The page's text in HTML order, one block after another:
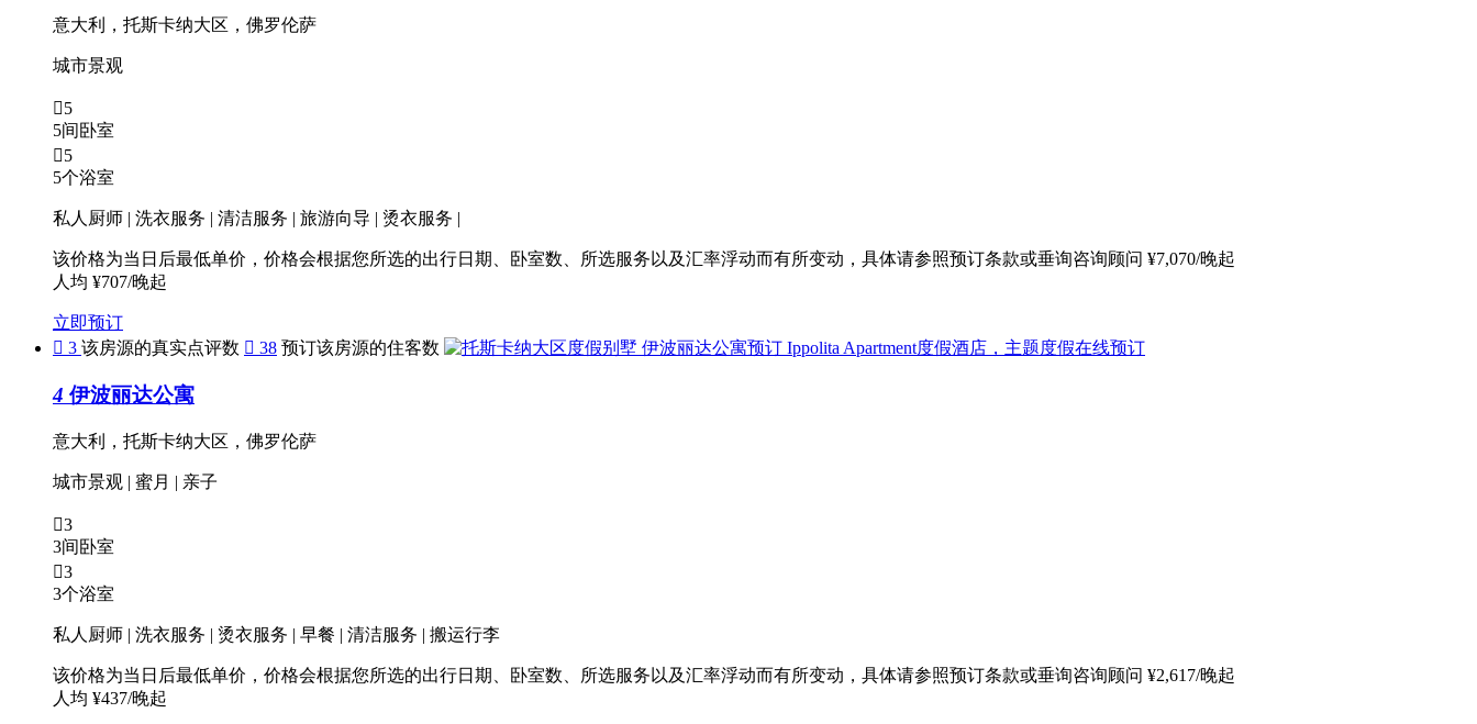
意大利，托斯卡纳大区，佛罗伦萨
城市景观
5
5间卧室
5
5个浴室
私人厨师 | 洗衣服务 | 清洁服务 | 旅游向导 | 烫衣服务 |
该价格为当日后最低单价，价格会根据您所选的出行日期、卧室数、所选服务以及汇率浮动而有所变动，具体请参照预订条款或垂询咨询顾问 ¥7,070/晚起
人均 ¥707/晚起
立即预订
 3 该房源的真实点评数  38 预订该房源的住客数
4 伊波丽达公寓
意大利，托斯卡纳大区，佛罗伦萨
城市景观 | 蜜月 | 亲子
3
3间卧室
3
3个浴室
私人厨师 | 洗衣服务 | 烫衣服务 | 早餐 | 清洁服务 | 搬运行李
该价格为当日后最低单价，价格会根据您所选的出行日期、卧室数、所选服务以及汇率浮动而有所变动，具体请参照预订条款或垂询咨询顾问 ¥2,617/晚起
人均 ¥437/晚起